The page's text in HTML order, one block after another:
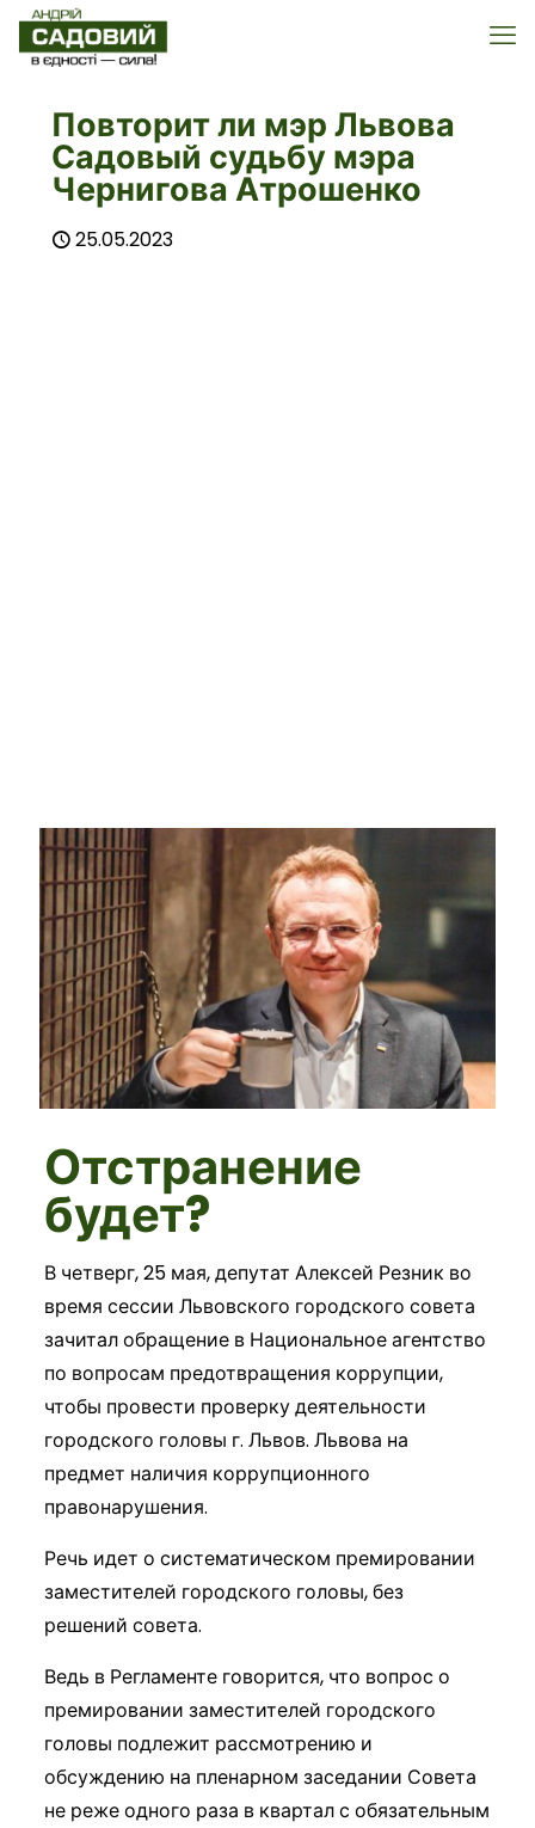
Повторит ли мэр Львова
Садовый судьбу мэра
Чернигова Атрошенко
25.05.2023
Отстранение
будет?
В четверг, 25 мая, депутат Алексей Резник во
время сессии Львовского городского совета
зачитал обращение в Национальное агентство
по вопросам предотвращения коррупции,
чтобы провести проверку деятельности
городского головы г. Львов. Львова на
предмет наличия коррупционного
правонарушения.
Речь идет о систематическом премировании
заместителей городского головы, без
решений совета.
Ведь в Регламенте говорится, что вопрос о
премировании заместителей городского
головы подлежит рассмотрению и
обсуждению на пленарном заседании Совета
не реже одного раза в квартал с обязательным